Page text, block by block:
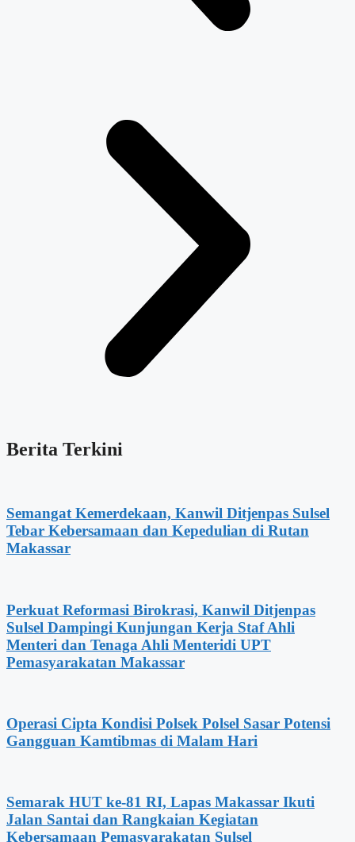
Berita Terkini
Semangat Kemerdekaan, Kanwil Ditjenpas Sulsel
Tebar Kebersamaan dan Kepedulian di Rutan
Makassar
Perkuat Reformasi Birokrasi, Kanwil Ditjenpas
Sulsel Dampingi Kunjungan Kerja Staf Ahli
Menteri dan Tenaga Ahli Menteridi UPT
Pemasyarakatan Makassar
Operasi Cipta Kondisi Polsek Polsel Sasar Potensi
Gangguan Kamtibmas di Malam Hari
Semarak HUT ke-81 RI, Lapas Makassar Ikuti
Jalan Santai dan Rangkaian Kegiatan
Kebersamaan Pemasyarakatan Sulsel